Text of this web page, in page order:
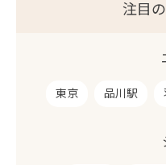
注目
東京 品川駅